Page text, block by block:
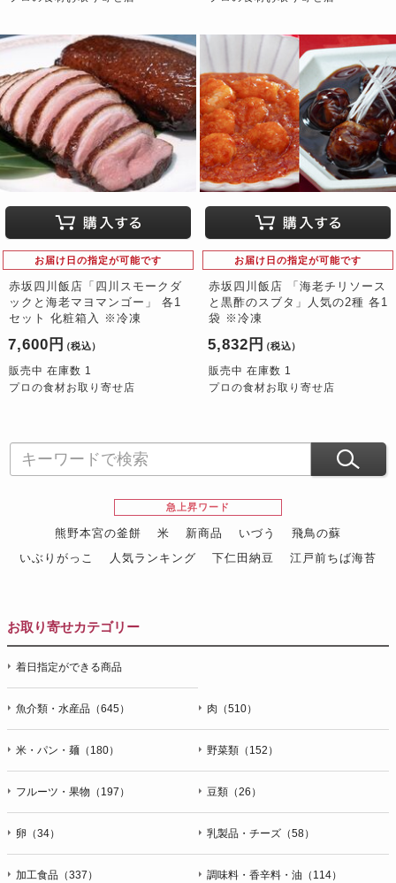
お届け日の指定が可能です
赤坂四川飯店「四川スモークダ
ックと海老マヨマンゴー」 各1
セット 化粧箱入 ※冷凍
7,600円 （税込）
販売中 在庫数 1
プロの食材お取り寄せ店
お届け日の指定が可能です
赤坂四川飯店 「海老チリソース
と黒酢のスブタ」人気の2種 各1
袋 ※冷凍
5,832円 （税込）
販売中 在庫数 1
プロの食材お取り寄せ店
急上昇ワード
熊野本宮の釜餅 米 新商品 いづう
飛鳥の蘇
いぶりがっこ
人気ランキング 下仁田納豆
江戸前ちば海苔
お取り寄せカテゴリー
着日指定ができる商品
魚介類・水産品（645） 肉（510）
米・パン・麺（180） 野菜類（152）
フルーツ・果物（197） 豆類（26）
卵（34） 乳製品・チーズ（58）
加工食品（337） 調味料・香辛料・油（114）